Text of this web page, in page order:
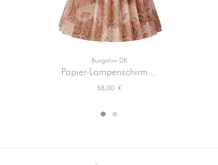
Bungalow DK
Papier-Lampenschirm...
Preis
58,00 €